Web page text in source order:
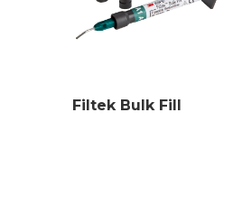
Filtek Bulk Fill